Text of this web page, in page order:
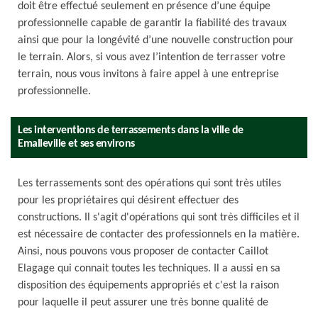
doit être effectué seulement en présence d’une équipe
professionnelle capable de garantir la fiabilité des travaux
ainsi que pour la longévité d’une nouvelle construction pour
le terrain. Alors, si vous avez l’intention de terrasser votre
terrain, nous vous invitons à faire appel à une entreprise
professionnelle.
Les interventions de terrassements dans la ville de
Emalleville et ses environs
Les terrassements sont des opérations qui sont très utiles
pour les propriétaires qui désirent effectuer des
constructions. Il s'agit d'opérations qui sont très difficiles et il
est nécessaire de contacter des professionnels en la matière.
Ainsi, nous pouvons vous proposer de contacter Caillot
Elagage qui connait toutes les techniques. Il a aussi en sa
disposition des équipements appropriés et c'est la raison
pour laquelle il peut assurer une très bonne qualité de